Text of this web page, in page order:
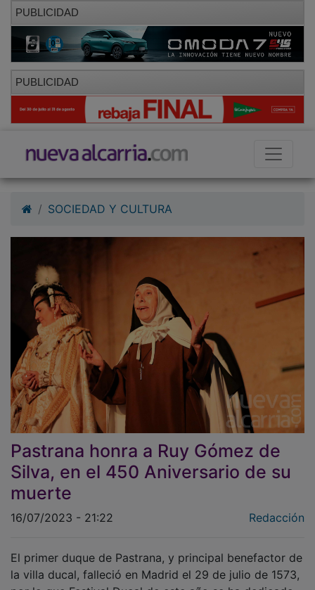
PUBLICIDAD
PUBLICIDAD
Pastrana honra a Ruy Gómez de
Silva, en el 450 Aniversario de su
muerte
la villa ducal, falleció en Madrid el 29 de julio de 1573,
por lo que Festival Ducal de este año se ha dedicado,